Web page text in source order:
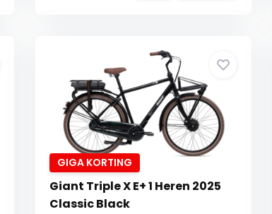
GIGA KORTING
Giant Triple X E+ 1 Heren 2025
Classic Black